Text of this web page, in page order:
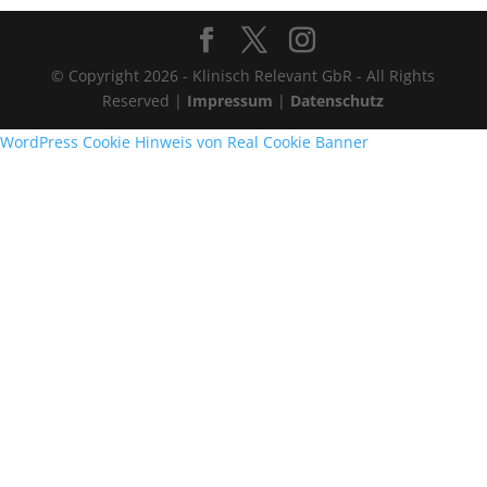
© Copyright 2026 - Klinisch Relevant GbR - All Rights
Reserved | Impressum | Datenschutz
WordPress Cookie Hinweis von Real Cookie Banner